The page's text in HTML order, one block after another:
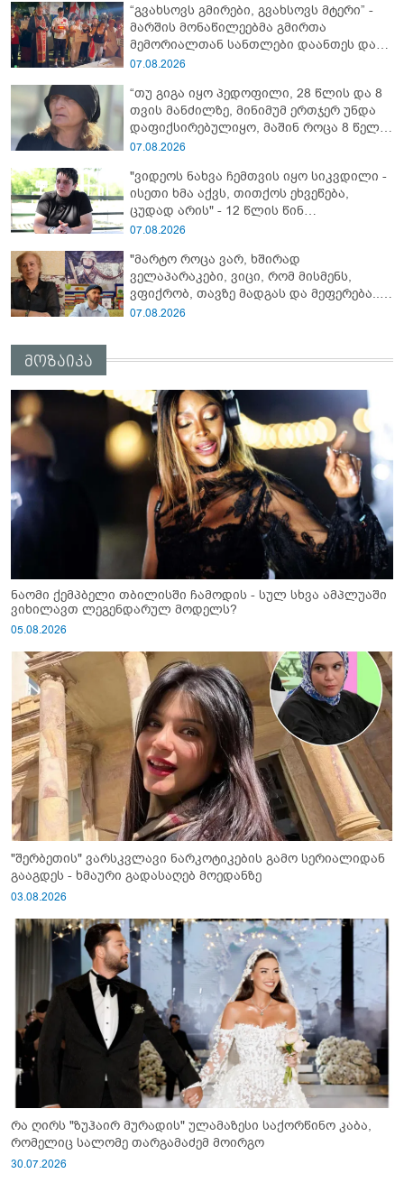
ადვოკატი?
“გვახსოვს გმირები, გვახსოვს მტერი” -
მარშის მონაწილეებმა გმირთა
მემორიალთან სანთლები დაანთეს და
გმირების ხსოვნას პატივი მიაგეს
07.08.2026
“თუ გიგა იყო პედოფილი, 28 წლის და 8
თვის მანძილზე, მინიმუმ ერთჯერ უნდა
დაფიქსირებულიყო, მაშინ როცა 8 წელი
ამზადებდა მოსწავლეებს! - იპოვონ ერთი
ავიწროებდა” - ეკა კუპატაძე
07.08.2026
"ვიდეოს ნახვა ჩემთვის იყო სიკვდილი -
ისეთი ხმა აქვს, თითქოს ეხვეწება,
ცუდად არის" - 12 წლის წინ
გაუჩინარებული ბიჭის დედა
კომენტარს აკეთებს
07.08.2026
"მარტო როცა ვარ, ხშირად
ველაპარაკები, ვიცი, რომ მისმენს,
ვფიქრობ, თავზე მადგას და მეფერება...“
- გიორგი კეკელიძე გმირი ანწუხელიძის
07.08.2026
მოზაიკა
ნაომი ქემპბელი თბილისში ჩამოდის - სულ სხვა ამპლუაში
ვიხილავთ ლეგენდარულ მოდელს?
05.08.2026
"შერბეთის" ვარსკვლავი ნარკოტიკების გამო სერიალიდან
გააგდეს - ხმაური გადასაღებ მოედანზე
03.08.2026
რა ღირს "ზუჰაირ მურადის" ულამაზესი საქორწინო კაბა,
რომელიც სალომე თარგამაძემ მოირგო
30.07.2026